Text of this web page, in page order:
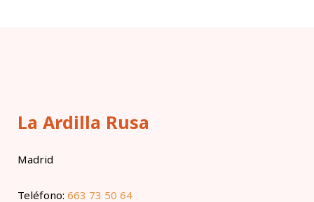
La Ardilla Rusa
Madrid
Teléfono: 663 73 50 64